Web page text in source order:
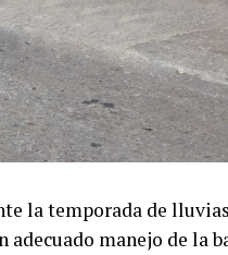
la temporada de
manejo de la